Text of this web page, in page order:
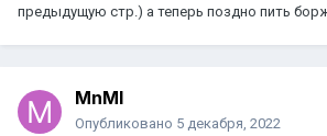
предыдущую стр.) а теперь поздно пить
MnMl
Опубликовано 5 декабря, 2022